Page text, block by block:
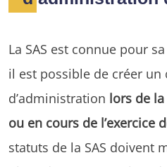
La SAS est connue pour
il est possible de créer un
d’administration lors de
ou en cours de l’exercice
statuts de la SAS doivent